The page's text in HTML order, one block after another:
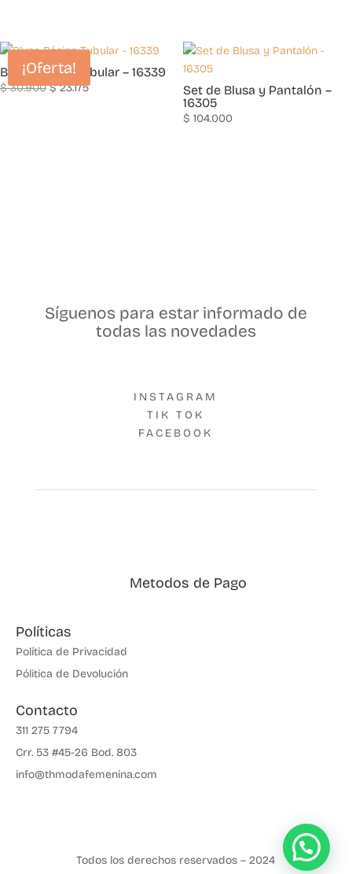
¡Oferta!
Blusa Básica Tubular – 16339
$30.900Original
$23.175Current
Set de Blusa y Pantalón –
16305
$ 104.000
Síguenos para estar informado de
todas las novedades
INSTAGRAM
TIK TOK
FACEBOOK
Metodos de Pago
Políticas
Política de Privacidad
Pólitica de Devolución
Contacto
311 275 7794
Crr. 53 #45-26 Bod. 803
info@thmodafemenina.com
Todos los derechos reservados – 2024